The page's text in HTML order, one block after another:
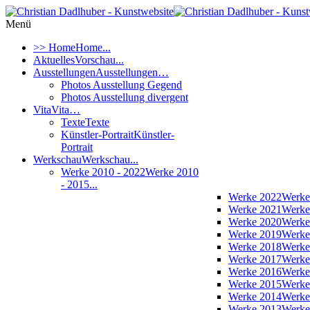
Menü
>> HomeHome...
AktuellesVorschau...
AusstellungenAusstellungen…
Photos Ausstellung Gegend
Photos Ausstellung divergent
VitaVita…
TexteTexte
Künstler-PortraitKünstler-
Portrait
WerkschauWerkschau...
Werke 2010 - 2022Werke 2010
- 2015...
Werke 2022
Werke 2021
Werke 2020
Werke 2019
Werke 2018
Werke 2017
Werke 2016
Werke 2015
Werke 2014